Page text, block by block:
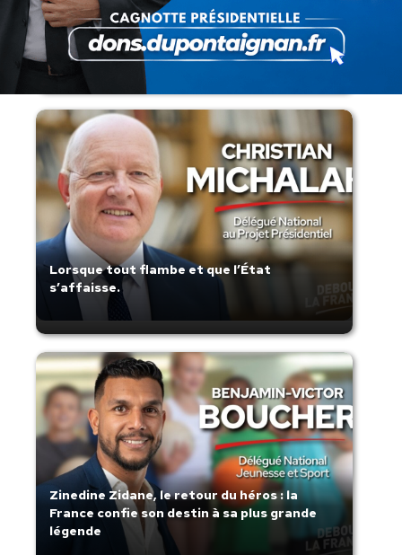
Présomption de légitimité de l’usage des
armes par les forces de l’ordre
Lorsque tout flambe et que l’État
s’affaisse.
Zinedine Zidane, le retour du héros : la
France confie son destin à sa plus grande
légende